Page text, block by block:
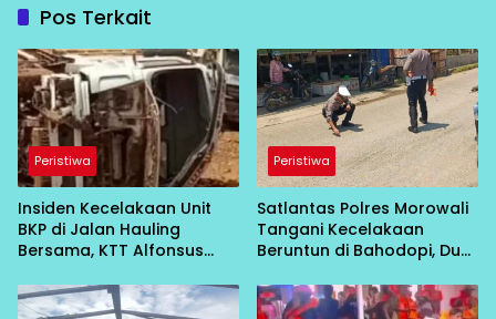
Pos Terkait
Peristiwa
Insiden Kecelakaan Unit
BKP di Jalan Hauling
Bersama, KTT Alfonsus
Selamat
Peristiwa
Satlantas Polres Morowali
Tangani Kecelakaan
Beruntun di Bahodopi, Dua